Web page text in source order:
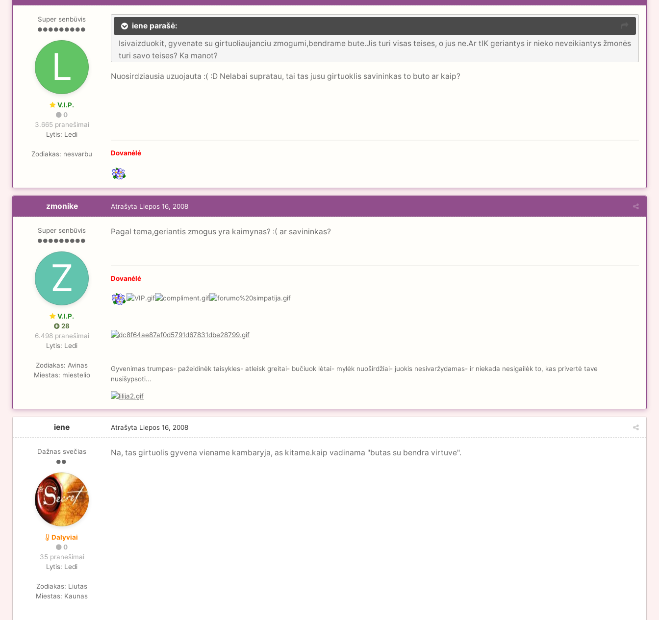
Super senbūvis
V.I.P.
0
3.665 pranešimai
Lytis: Ledi
Zodiakas: nesvarbu
iene parašė:
Isivaizduokit, gyvenate su girtuoliaujanciu zmogumi,bendrame bute.Jis turi visas teises, o jus ne.Ar tIK geriantys ir nieko neveikiantys žmonės
turi savo teises? Ka manot?
Nuosirdziausia uzuojauta :( :D Nelabai supratau, tai tas jusu girtuoklis savininkas to buto ar kaip?
Dovanėlė
zmonike
Super senbūvis
V.I.P.
28
6.498 pranešimai
Lytis: Ledi
Zodiakas: Avinas
Miestas: miestelio
Atrašyta Liepos 16, 2008
Pagal tema,geriantis zmogus yra kaimynas? :( ar savininkas?
Dovanėlė
Gyvenimas trumpas- pažeidinėk taisykles- atleisk greitai- bučiuok lėtai- mylėk nuoširdžiai- juokis nesivaržydamas- ir niekada nesigailėk to, kas privertė tave
nusišypsoti...
iene
Dažnas svečias
Dalyviai
0
35 pranešimai
Lytis: Ledi
Zodiakas: Liutas
Miestas: Kaunas
Atrašyta Liepos 16, 2008
Na, tas girtuolis gyvena viename kambaryja, as kitame.kaip vadinama "butas su bendra virtuve".